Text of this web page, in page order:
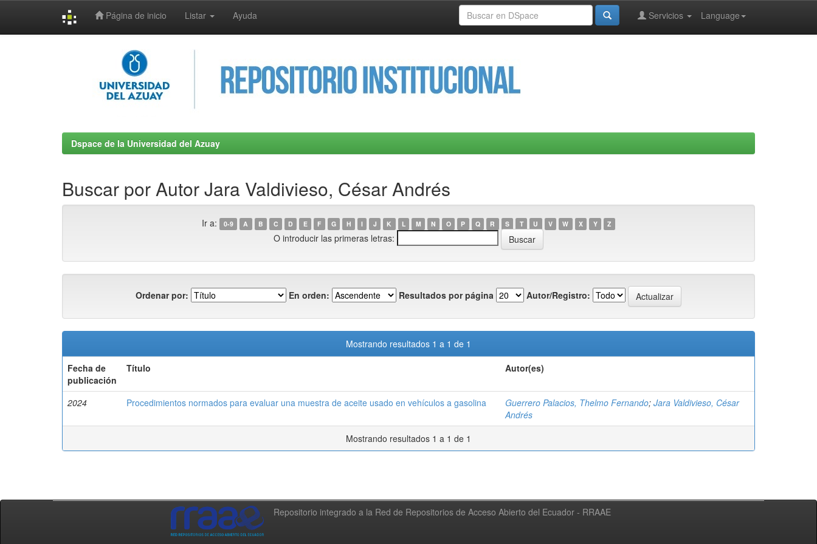
Página de inicio Listar Ayuda Language
Servicios
Dspace de la Universidad del Azuay
Buscar por Autor Jara Valdivieso, César Andrés
Ir a: 0-9 A B C D E F G H I J K L M N O P Q R S T U V W X Y Z
O introducir las primeras letras:
Ordenar por: En orden: Resultados por página Autor/Registro:
Mostrando resultados 1 a 1 de 1
Fecha de
publicación
Título Autor(es)
2024 Procedimientos normados para evaluar una muestra de aceite usado en vehículos a gasolina Guerrero Palacios, Thelmo Fernando; Jara Valdivieso, César
Andrés
Mostrando resultados 1 a 1 de 1
Repositorio integrado a la Red de Repositorios de Acceso Abierto del Ecuador - RRAAE